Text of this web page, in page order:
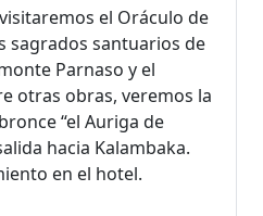
el Oráculo de
sagrados santuarios de
Parnaso y el
otras obras, veremos la
“el Auriga de
hacia Kalambaka.
en el hotel.